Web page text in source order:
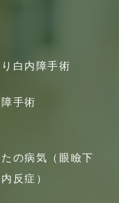
り白内障手術
手術
たの病気（眼瞼下
反症）